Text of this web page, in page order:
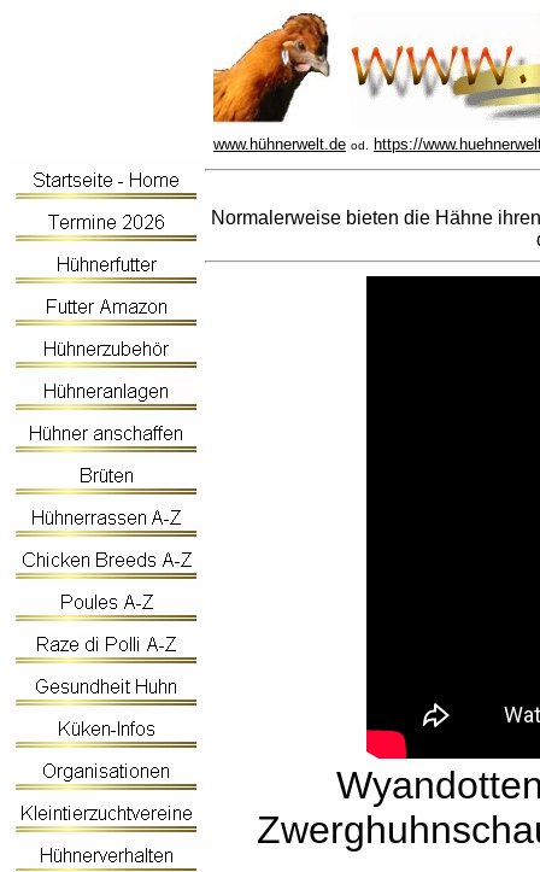
www.hühnerwelt.de od. https://
Normalerweise bieten die Hähne